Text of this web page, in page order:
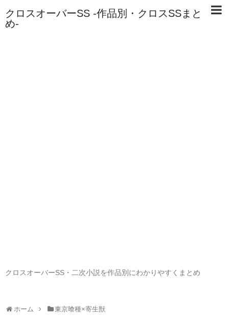
クロスオーバーSS -作品別・クロスSSまと
め-
クロスオーバーSS・二次小説を作品別にわかりやすくまとめ
ホーム 東京喰種×寄生獣